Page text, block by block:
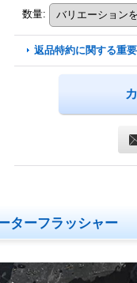
数量:
返品特約に関する重
ターフラッシャー